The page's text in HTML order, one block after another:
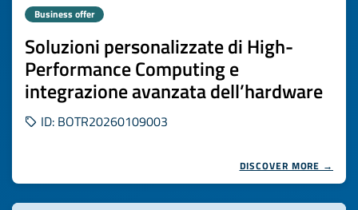
Business offer
Soluzioni personalizzate di High-
Performance Computing e
integrazione avanzata dell’hardware
ID: BOTR20260109003
DISCOVER MORE →